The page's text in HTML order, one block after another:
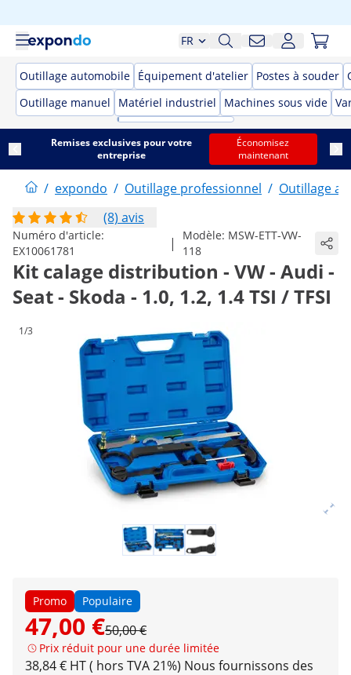
FR
Outillage automobile Équipement d'atelier Postes à souder
Outillage manuel
Matériel industriel Machines sous vide
Remises exclusives pour votre
entreprise
Économisez
maintenant
/ expondo / Outillage professionnel / Outillage
(8) avis
Numéro d'article:
EX10061781
| Modèle: MSW-ETT-VW-
118
Kit calage distribution - VW - Audi -
Seat - Skoda - 1.0, 1.2, 1.4 TSI / TFSI
1/3
Promo Populaire
47,00 €50,00 €
Prix réduit pour une durée limitée
38,84 € HT ( hors TVA 21%) Nous fournissons des